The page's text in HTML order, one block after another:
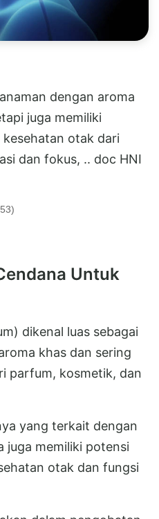
dengan aroma
juga memiliki
otak dari
dan fokus, .. doc HNI
Untuk
dikenal luas sebagai
khas dan sering
parfum, kosmetik, dan
yang terkait dengan
juga memiliki potensi
otak dan fungsi